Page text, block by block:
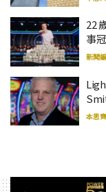
22
事
新聞
本思齊